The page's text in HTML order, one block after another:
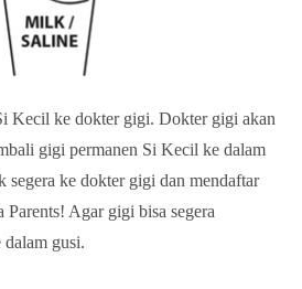
Kecil ke dokter gigi. Dokter gigi akan
gigi permanen Si Kecil ke dalam
segera ke dokter gigi dan mendaftar
Parents! Agar gigi bisa segera
gusi.